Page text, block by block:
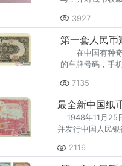
在生活中出现的。
3927
第一套人民币
在中国有种奇
的车牌号码，手
界中，一些豹子
要更高。那么，
7135
1948年11月25
并发行中国人民银
指示信，总经理，
2116